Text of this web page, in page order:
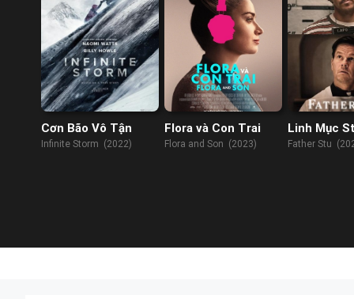
Cơn Bão Vô Tận
Infinite Storm (2022)
Flora và Con Trai
Flora and Son (2023)
Linh Mục
Father Stu